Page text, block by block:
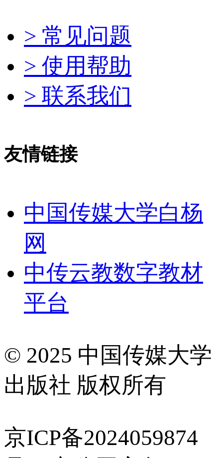
> 常见问题
> 使用帮助
> 联系我们
友情链接
中国传媒大学白杨
网
中传云教数字教材
平台
© 2025 中国传媒大学
出版社 版权所有
京ICP备2024059874